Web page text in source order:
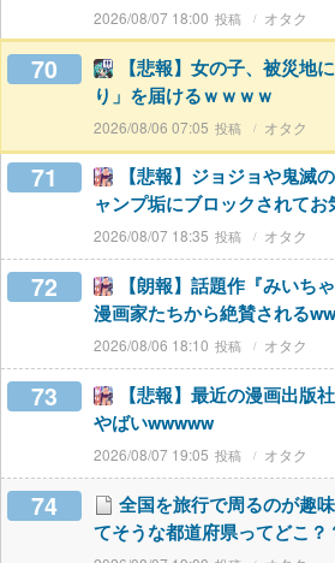
2026/08/07 18:00 オタク
70
【悲報】女の子、被災地
り」を届けるｗｗｗｗ
2026/08/06 07:05 オタク
71
【悲報】ジョジョや鬼滅
ャンプ垢にブロックされてお
2026/08/07 18:35 オタク
72
【朗報】話題作『みいち
漫画家たちから絶賛される
2026/08/06 18:10 オタク
73
【悲報】最近の漫画出版
やばいwwwww
2026/08/07 19:05 オタク
74
全国を旅行で周るのが趣
てそうな都道府県ってどこ？